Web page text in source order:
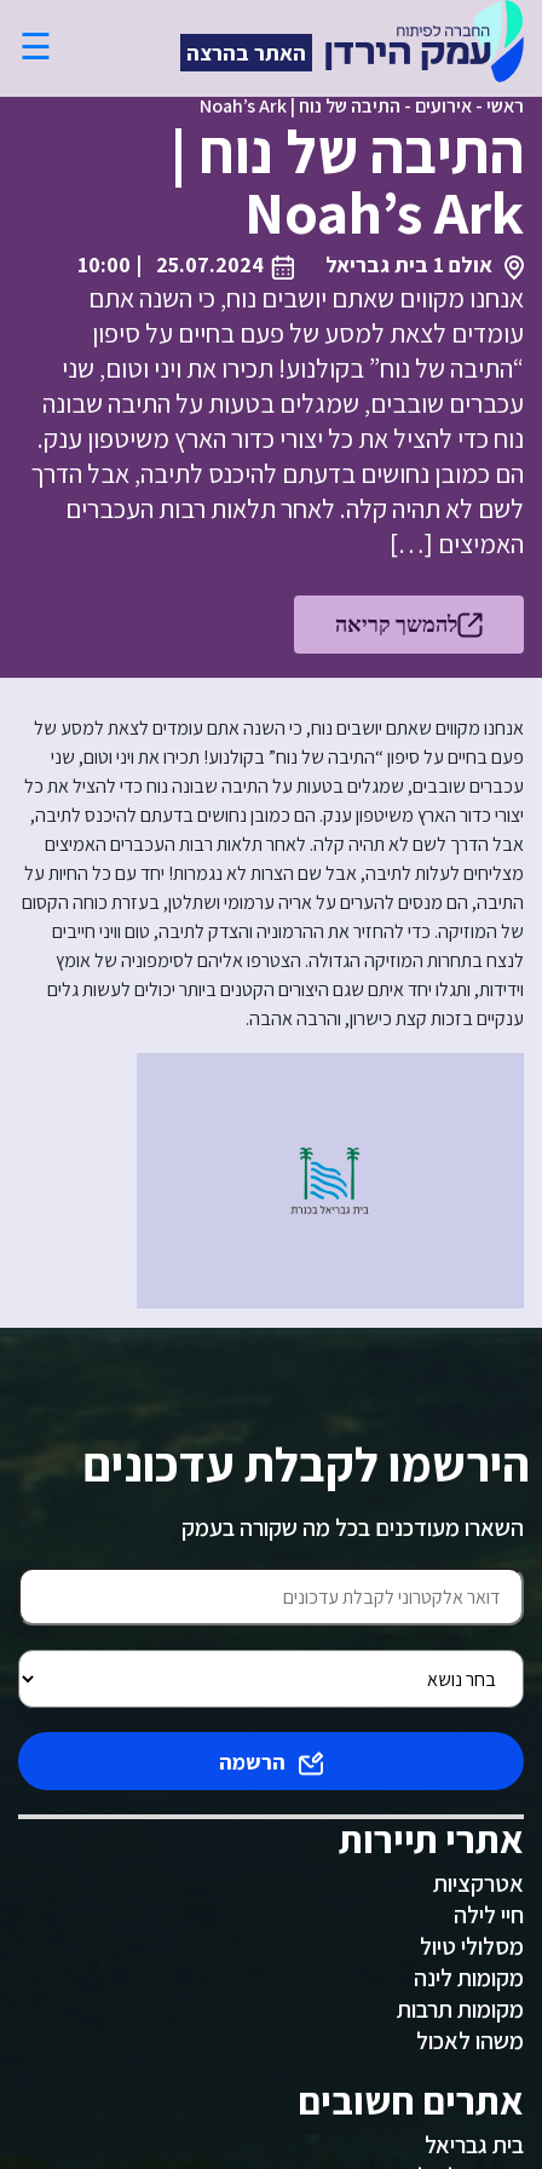
האתר בהרצה ☰
ראשי-אירועים - התיבה של נוח | Noah’s Ark
התיבה של נוח |
Noah’s Ark
אולם 1 בית גבריאל 25.07.2024
| 10:00
אנחנו מקווים שאתם יושבים נוח, כי השנה אתם
עומדים לצאת למסע של פעם בחיים על סיפון
“התיבה של נוח” בקולנוע! תכירו את ויני וטום, שני
עכברים שובבים, שמגלים בטעות על התיבה שבונה
נוח כדי להציל את כל יצורי כדור הארץ משיטפון ענק.
הם כמובן נחושים בדעתם להיכנס לתיבה, אבל הדרך
לשם לא תהיה קלה. לאחר תלאות רבות העכברים
האמיצים […]
להמשך קריאה
אנחנו מקווים שאתם יושבים נוח, כי השנה אתם עומדים לצאת למסע של
פעם בחיים על סיפון “התיבה של נוח” בקולנוע! תכירו את ויני וטום, שני
עכברים שובבים, שמגלים בטעות על התיבה שבונה נוח כדי להציל את כל
יצורי כדור הארץ משיטפון ענק. הם כמובן נחושים בדעתם להיכנס לתיבה,
אבל הדרך לשם לא תהיה קלה. לאחר תלאות רבות העכברים האמיצים
מצליחים לעלות לתיבה, אבל שם הצרות לא נגמרות! יחד עם כל החיות על
התיבה, הם מנסים להערים על אריה ערמומי ושתלטן, בעזרת כוחה הקסום
של המוזיקה. כדי להחזיר את ההרמוניה והצדק לתיבה, טום וויני חייבים
לנצח בתחרות המוזיקה הגדולה. הצטרפו אליהם לסימפוניה של אומץ
וידידות, ותגלו יחד איתם שגם היצורים הקטנים ביותר יכולים לעשות גלים
ענקיים בזכות קצת כישרון, והרבה אהבה.
הירשמו לקבלת עדכונים
השארו מעודכנים בכל מה שקורה בעמק
הרשמה
אתרי תיירות
אטרקציות
חיי לילה
מסלולי טיול
מקומות לינה
מקומות תרבות
משהו לאכול
אתרים חשובים
בית גבריאל